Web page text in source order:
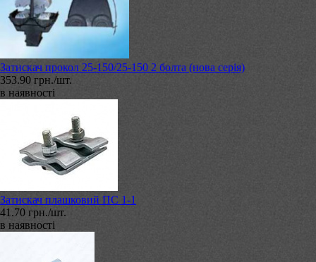
Затискач прокол 25-150/25-150 2 болта (нова серія)
353.90 грн./шт.
в наявності
Затискач плашковий ПС 1-1
41.70 грн./шт.
в наявності